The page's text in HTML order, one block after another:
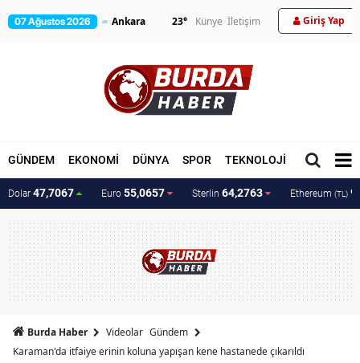
07 Ağustos 2026 23° Künye İletişim Giriş Yap
GÜNDEM EKONOMİ DÜNYA SPOR TEKNOLOJİ MAGAZİN
Dolar 47,7067 Euro 55,0657 Sterlin 64,2763 Ethereum (TL)
Burda Haber Videolar Gündem
Karaman'da itfaiye erinin koluna yapışan kene hastanede çıkarıldı